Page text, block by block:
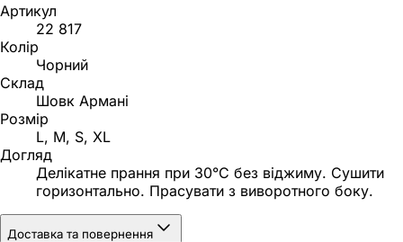
Артикул
22 817
Колір
Чорний
Склад
Шовк Армані
Розмір
L, M, S, XL
Догляд
Делікатне прання при 30°C без віджиму. Сушити
горизонтально. Прасувати з виворотного боку.
Доставка та повернення